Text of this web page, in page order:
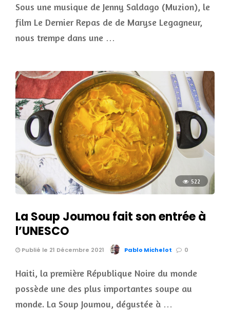
Sous une musique de Jenny Saldago (Muzion), le
film Le Dernier Repas de de Maryse Legagneur,
nous trempe dans une …
522
La Soup Joumou fait son entrée à
l’UNESCO
Publié le 21 Décembre 2021 Pablo Michelot 0
Haiti, la première République Noire du monde
possède une des plus importantes soupe au
monde. La Soup Joumou, dégustée à …